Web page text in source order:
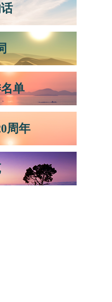
单
周年